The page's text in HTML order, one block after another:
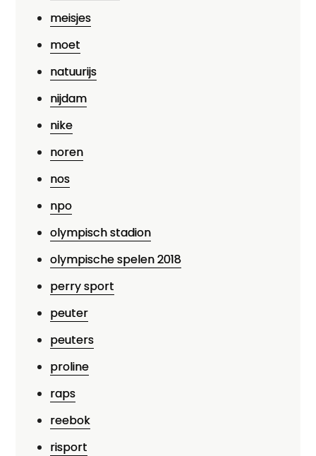
meisjes
moet
natuurijs
nijdam
nike
noren
nos
npo
olympisch stadion
olympische spelen 2018
perry sport
peuter
peuters
proline
raps
reebok
risport